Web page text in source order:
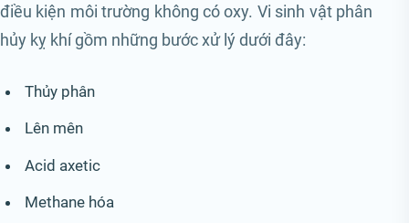
điều kiện môi trường không có oxy. Vi sinh vật phân
hủy kỵ khí gồm những bước xử lý dưới đây:
Thủy phân
Lên mên
Acid axetic
Methane hóa